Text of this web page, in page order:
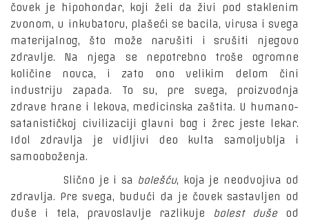
čovek je hipohondar, koji želi da živi pod staklenim
zvonom, u inkubatoru, plašeći se bacila, virusa i svega
materijalnog, što može narušiti i srušiti njegovo
zdravlje. Na njega se nepotrebno troše ogromne
količine novca, i zato ono velikim delom čini
industriju zapada. To su, pre svega, proizvodnja
zdrave hrane i lekova, medicinska zaštita. U humano-
satanističkoj civilizaciji glavni bog i žrec jeste lekar.
Idol zdravlja je vidljivi deo kulta samoljublja i
samooboženja.
Slično je i sa bolešću, koja je neodvojiva od
zdravlja. Pre svega, budući da je čovek sastavljen od
duše i tela, pravoslavlje razlikuje
bolest dušeod